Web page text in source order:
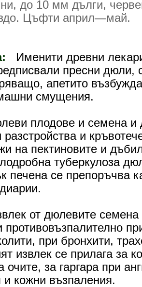
до 10 мм дълги,
Цъфти април—май.
Именити древни
пресни дюли,
апетито
смущения.
плодове и семена и
и
на пектиновите и
туберкулоза
печена се препоръчва
от дюлевите семена
при бронхити,
извлек се прилага за
очите, за гаргара при
и кожни възпаления.